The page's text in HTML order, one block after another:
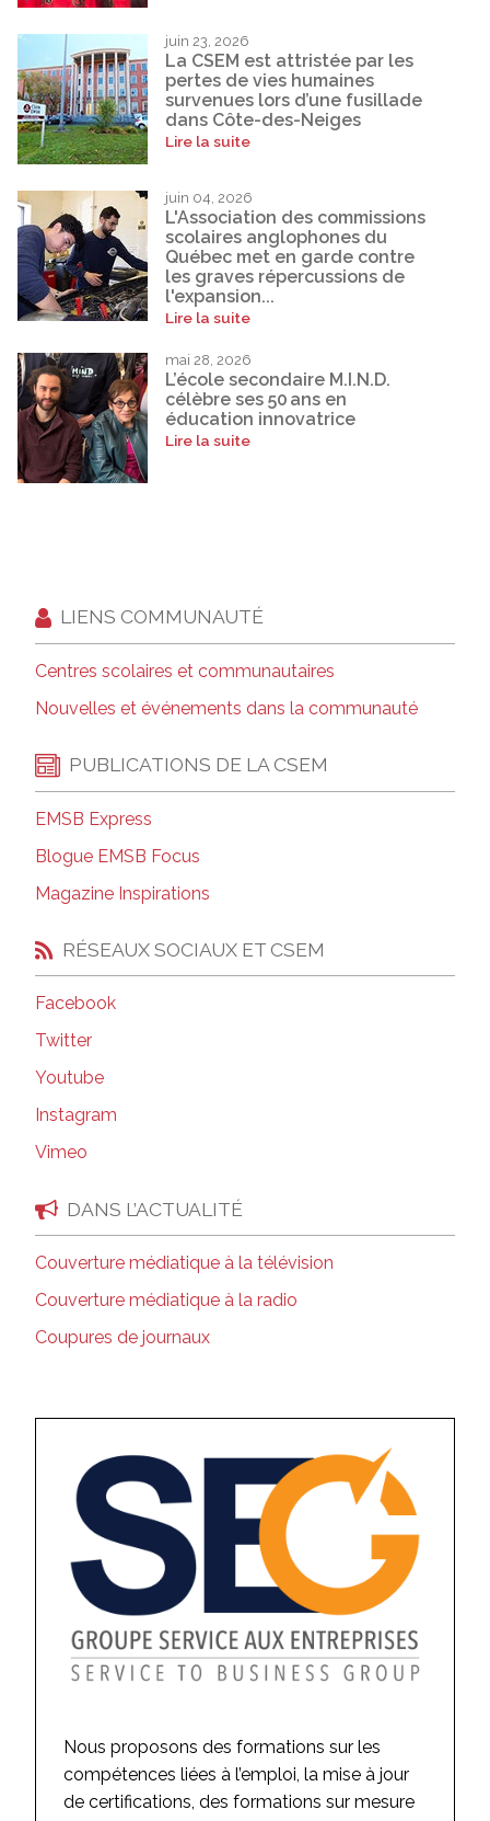
juin 23, 2026
La CSEM est attristée par les
pertes de vies humaines
survenues lors d’une fusillade
dans Côte-des-Neiges
Lire la suite
juin 04, 2026
L'Association des commissions
scolaires anglophones du
Québec met en garde contre
les graves répercussions de
l'expansion...
Lire la suite
mai 28, 2026
L’école secondaire M.I.N.D.
célèbre ses 50 ans en
éducation innovatrice
Lire la suite
LIENS COMMUNAUTÉ
Centres scolaires et communautaires
Nouvelles et événements dans la communauté
PUBLICATIONS DE LA CSEM
EMSB Express
Blogue EMSB Focus
Magazine Inspirations
RÉSEAUX SOCIAUX ET CSEM
Facebook
Twitter
Youtube
Instagram
Vimeo
DANS L’ACTUALITÉ
Couverture médiatique à la télévision
Couverture médiatique à la radio
Coupures de journaux
Nous proposons des formations sur les
compétences liées à l’emploi, la mise à jour
de certifications, des formations sur mesure